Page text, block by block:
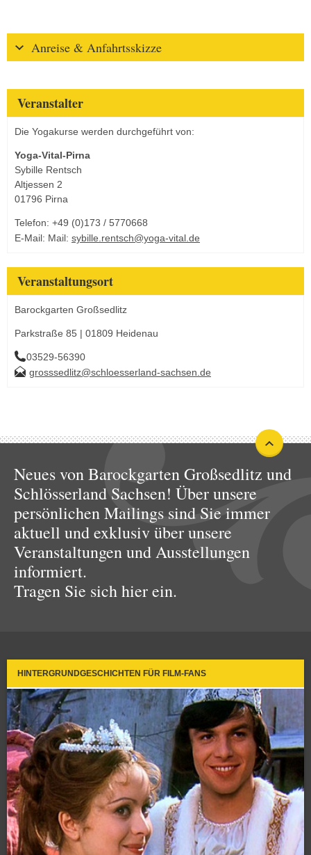
Anreise & Anfahrtsskizze
Veranstalter
Die Yogakurse werden durchgeführt von:
Yoga-Vital-Pirna
Sybille Rentsch
Altjessen 2
01796 Pirna
Telefon: +49 (0)173 / 5770668
E-Mail: Mail: sybille.rentsch@yoga-vital.de
Veranstaltungsort
Barockgarten Großsedlitz
Parkstraße 85 | 01809 Heidenau
03529-56390
grosssedlitz@schloesserland-sachsen.de
Neues von Barockgarten Großsedlitz und
Schlösserland Sachsen! Über unsere
persönlichen Mailings sind Sie immer
aktuell und exklusiv über unsere
Veranstaltungen und Ausstellungen
informiert.
Tragen Sie sich hier ein.
HINTERGRUNDGESCHICHTEN FÜR FILM-FANS